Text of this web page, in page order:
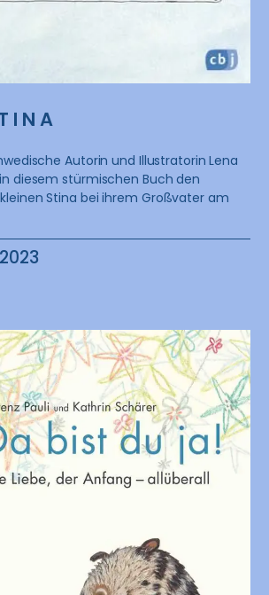
Autorin und Illustratorin Lena
diesem stürmischen Buch den
Stina bei ihrem Großvater am